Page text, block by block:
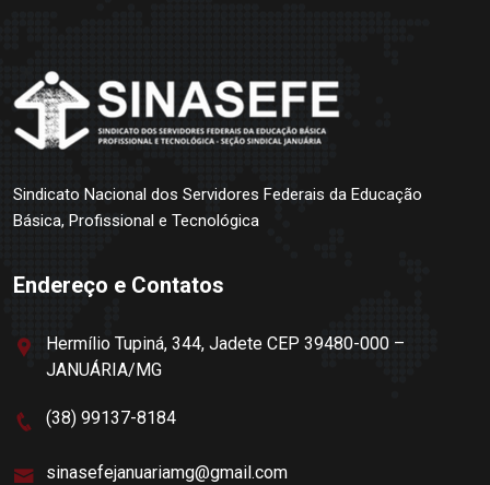
Sindicato Nacional dos Servidores Federais da Educação
Básica, Profissional e Tecnológica
Endereço e Contatos
Hermílio Tupiná, 344, Jadete CEP 39480-000 –
JANUÁRIA/MG
(38) 99137-8184
sinasefejanuariamg@gmail.com